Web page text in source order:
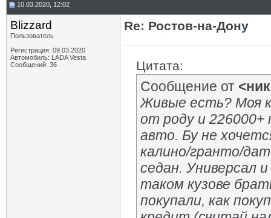
10.03.2020, 12:02
Blizzard
Пользователь
Регистрация: 09.03.2020
Автомобиль: LADA Vesta
Сообщений: 36
Re: Ростов-на-Дону
Цитата:
Сообщение от
Живые есть? Моя
от роду и 226000+
авто. Бу не
калино/гранто/
седан. Универсал
таком кузове
покупали, как